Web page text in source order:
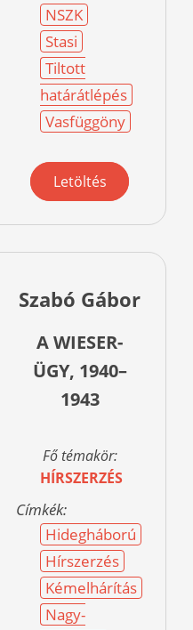
NSZK
Stasi
Tiltott
határátlépés
Vasfüggöny
Letöltés
Szabó Gábor
A WIESER-
ÜGY, 1940–
1943
Fő témakör:
HÍRSZERZÉS
Címkék:
Hidegháború
Hírszerzés
Kémelhárítás
Nagy-